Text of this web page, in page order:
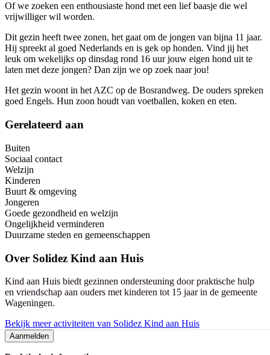
Of we zoeken een enthousiaste hond met een lief baasje die wel
vrijwilliger wil worden.
Dit gezin heeft twee zonen, het gaat om de jongen van bijna 11 jaar.
Hij spreekt al goed Nederlands en is gek op honden. Vind jij het
leuk om wekelijks op dinsdag rond 16 uur jouw eigen hond uit te
laten met deze jongen? Dan zijn we op zoek naar jou!
Het gezin woont in het AZC op de Bosrandweg. De ouders spreken
goed Engels. Hun zoon houdt van voetballen, koken en eten.
Gerelateerd aan
Buiten
Sociaal contact
Welzijn
Kinderen
Buurt & omgeving
Jongeren
Goede gezondheid en welzijn
Ongelijkheid verminderen
Duurzame steden en gemeenschappen
Over Solidez Kind aan Huis
Kind aan Huis biedt gezinnen ondersteuning door praktische hulp
en vriendschap aan ouders met kinderen tot 15 jaar in de gemeente
Wageningen.
Bekijk meer activiteiten van Solidez Kind aan Huis
Aanmelden